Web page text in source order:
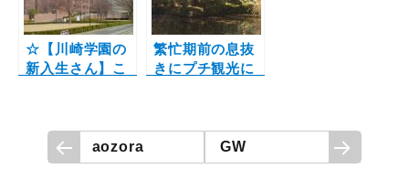
☆【川崎学園の
新入生さん】こ
繁忙期前の息抜
きにプチ観光に
投
aozora GW